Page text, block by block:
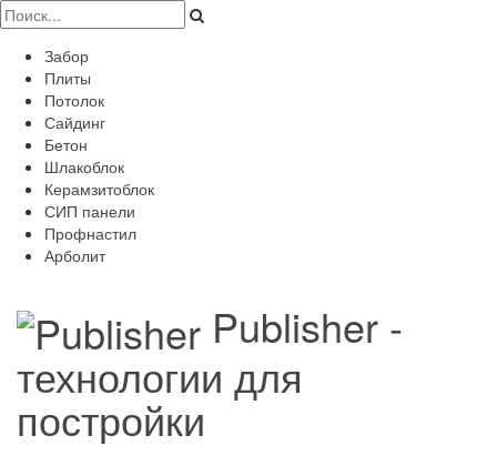
Забор
Плиты
Потолок
Сайдинг
Бетон
Шлакоблок
Керамзитоблок
СИП панели
Профнастил
Арболит
Publisher -
технологии для
постройки